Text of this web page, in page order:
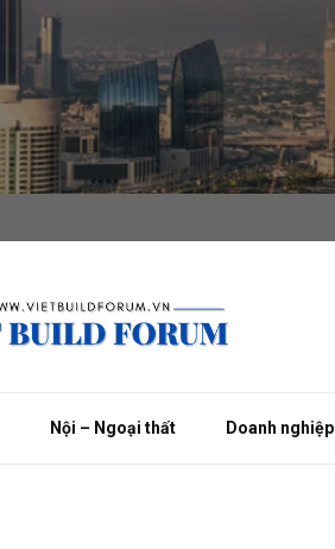
Nội – Ngoại thất Doanh nghiệp